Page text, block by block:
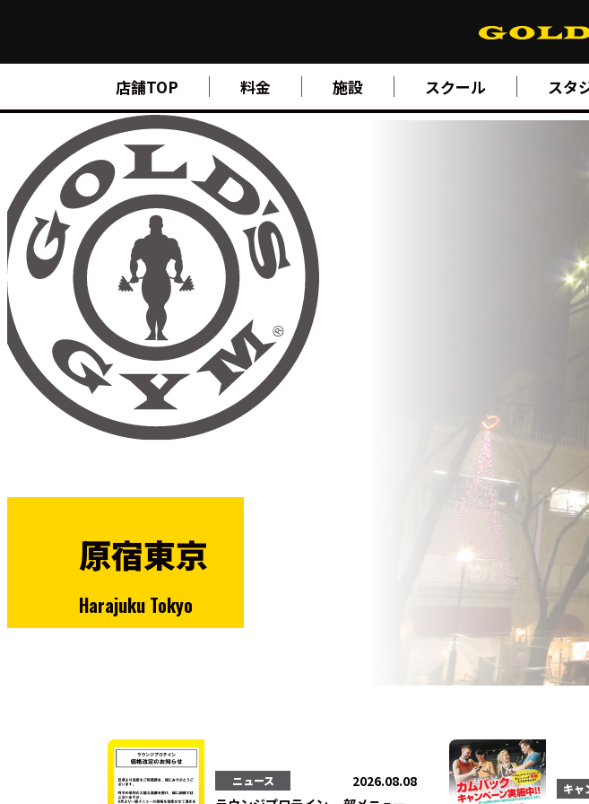
店舗TOP 料金 施設 スクール スタ
FIND A GYM 店舗検索
ABOUTゴールドジムについて
SUPPORT トレーニングサポート
SCHOOLスクール
STUDIO スタジオ
JOIN ご入会について
NEWS ニュース
SHOPオンラインストア
原宿東京
Harajuku Tokyo
ニュース
2026.08.08
キャ